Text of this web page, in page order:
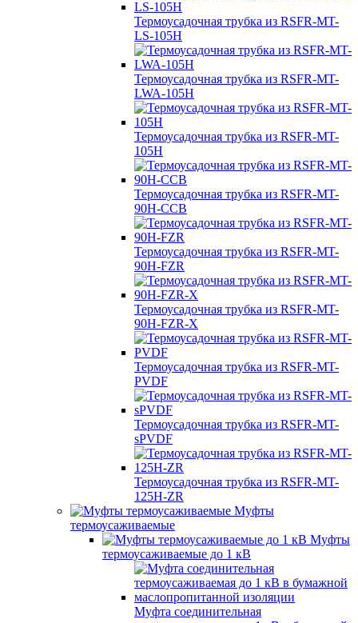
Термоусадочная трубка из RSFR-MT-
LS-105H
Термоусадочная трубка из RSFR-MT-
LWA-105H
Термоусадочная трубка из RSFR-MT-
105H
Термоусадочная трубка из RSFR-MT-
90H-CCB
Термоусадочная трубка из RSFR-MT-
90H-FZR
Термоусадочная трубка из RSFR-MT-
90H-FZR-X
Термоусадочная трубка из RSFR-MT-
PVDF
Термоусадочная трубка из RSFR-MT-
sPVDF
Термоусадочная трубка из RSFR-MT-
125H-ZR
Муфты
термоусаживаемые
Муфты
термоусаживаемые до 1 кВ
Муфта соединительная